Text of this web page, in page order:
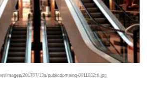
images/201707/13s/publicdomainq-0011082ftl.jpg